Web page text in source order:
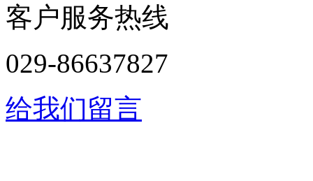
客户服务热线
029-86637827
给我们留言